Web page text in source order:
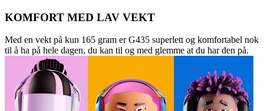
KOMFORT MED LAV VEKT
Med en vekt på kun 165 gram er G435 superlett og komfortabel nok
til å ha på hele dagen, du kan til og med glemme at du har den på.